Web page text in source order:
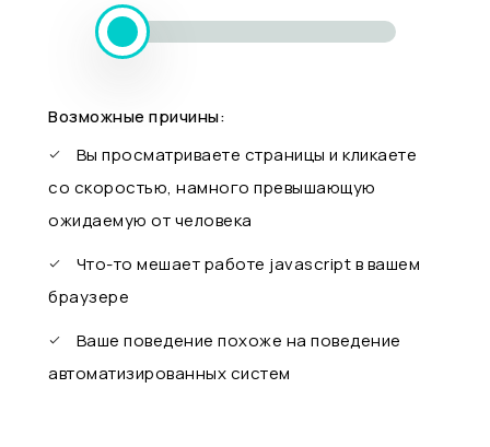
Возможные причины:
Вы просматриваете страницы и кликаете
со скоростью, намного превышающую
ожидаемую от человека
Что-то мешает работе javascript в вашем
браузере
Ваше поведение похоже на поведение
автоматизированных систем